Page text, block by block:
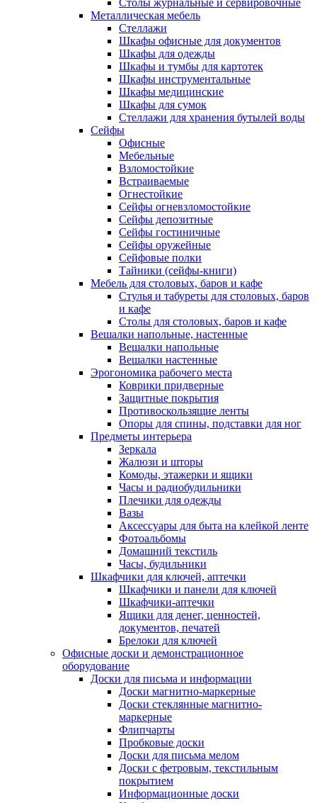
Столы журнальные и сервировочные
Металлическая мебель
Стеллажи
Шкафы офисные для документов
Шкафы для одежды
Шкафы и тумбы для картотек
Шкафы инструментальные
Шкафы медицинские
Шкафы для сумок
Стеллажи для хранения бутылей воды
Сейфы
Офисные
Мебельные
Взломостойкие
Встраиваемые
Огнестойкие
Сейфы огневзломостойкие
Сейфы депозитные
Сейфы гостиничные
Сейфы оружейные
Сейфовые полки
Тайники (сейфы-книги)
Мебель для столовых, баров и кафе
Стулья и табуреты для столовых, баров
и кафе
Столы для столовых, баров и кафе
Вешалки напольные, настенные
Вешалки напольные
Вешалки настенные
Эрогономика рабочего места
Коврики придверные
Защитные покрытия
Противоскользящие ленты
Опоры для спины, подставки для ног
Предметы интерьера
Зеркала
Жалюзи и шторы
Комоды, этажерки и ящики
Часы и радиобудильники
Плечики для одежды
Вазы
Аксессуары для быта на клейкой ленте
Фотоальбомы
Домашний текстиль
Часы, будильники
Шкафчики для ключей, аптечки
Шкафчики и панели для ключей
Шкафчики-аптечки
Ящики для денег, ценностей,
документов, печатей
Брелоки для ключей
Офисные доски и демонстрационное
оборудование
Доски для письма и информации
Доски магнитно-маркерные
Доски стеклянные магнитно-
маркерные
Флипчарты
Пробковые доски
Доски для письма мелом
Доски с фетровым, текстильным
покрытием
Информационные доски